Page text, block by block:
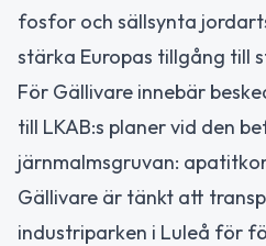
fosfor och sällsynta
stärka Europas tillgång till
För Gällivare innebär
till LKAB:s planer vid den
järnmalmsgruvan:
Gällivare är tänkt att
industriparken i Luleå för